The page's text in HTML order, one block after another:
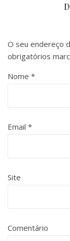
O seu endereço
obrigatórios
Nome *
Email *
Site
Comentário